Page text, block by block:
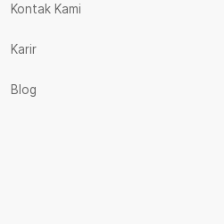
Kontak Kami
Karir
Blog